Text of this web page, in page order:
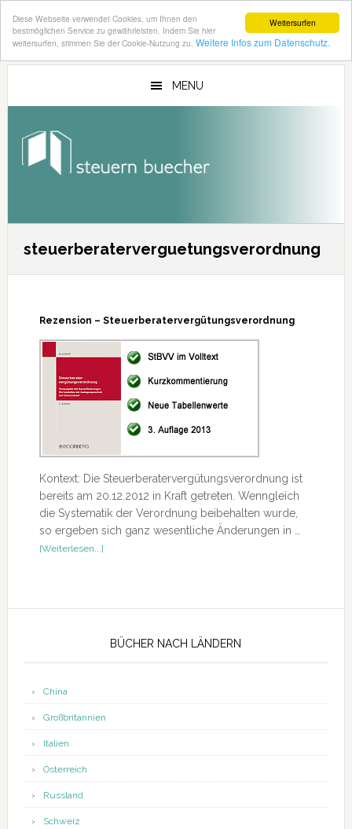
Weitersurfen
Diese Webseite verwendet Cookies, um Ihnen den
bestmöglichen Service zu gewährleisten. Indem Sie hier
weitersurfen, stimmen Sie der Cookie-Nutzung zu. Weitere Infos zum Datenschutz.
Zum
Zur
MENU
steuerberaterverguetungsverordnung
Rezension – Steuerberatervergütungsverordnung
Kontext: Die Steuerberatervergütungsverordnung ist
bereits am 20.12.2012 in Kraft getreten. Wenngleich
die Systematik der Verordnung beibehalten wurde,
so ergeben sich ganz wesentliche Änderungen in …
[Weiterlesen...]ÜberRezension
BÜCHER NACH LÄNDERN
China
Großbritannien
Italien
Österreich
Russland
Schweiz